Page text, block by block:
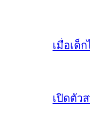
เมื่อเด็ก
เปิดตัว